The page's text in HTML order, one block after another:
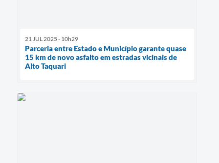
21 JUL 2025 - 10h29
Parceria entre Estado e Município garante quase
15 km de novo asfalto em estradas vicinais de
Alto Taquari